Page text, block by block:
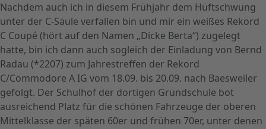
Nachdem auch ich in diesem Frühjahr dem Hüftschwung
unter der C-Säule verfallen bin und mir ein weißes Rekord
C Coupé (hört auf den Namen „Dicke Berta“) zugelegt
hatte, bin ich dann auch sogleich der Einladung von Bernd
Radau (*2207) zum Jahrestreffen der Rekord
C/Commodore A IG vom 18.09. bis 20.09. nach Baesweiler
gefolgt. Der Schulhof der dortigen Grundschule bot
ausreichend Platz für die schönen Fahrzeuge der oberen
Mittelklasse der späten 60er und frühen 70er, unter denen